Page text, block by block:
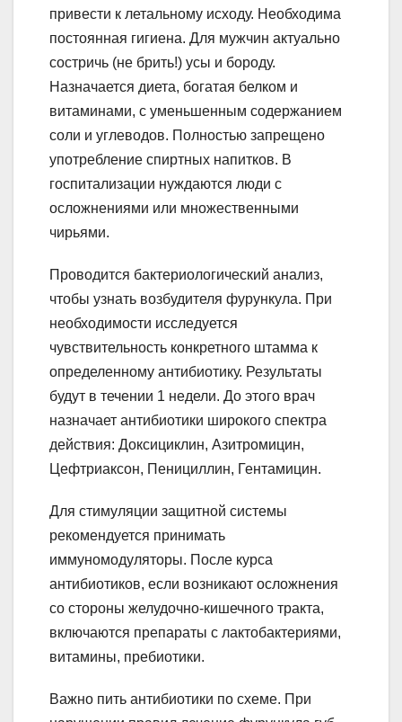
привести к летальному исходу. Необходима
постоянная гигиена. Для мужчин актуально
состричь (не брить!) усы и бороду.
Назначается диета, богатая белком и
витаминами, с уменьшенным содержанием
соли и углеводов. Полностью запрещено
употребление спиртных напитков. В
госпитализации нуждаются люди с
осложнениями или множественными
чирьями.
Проводится бактериологический анализ,
чтобы узнать возбудителя фурункула. При
необходимости исследуется
чувствительность конкретного штамма к
определенному антибиотику. Результаты
будут в течении 1 недели. До этого врач
назначает антибиотики широкого спектра
действия: Доксициклин, Азитромицин,
Цефтриаксон, Пенициллин, Гентамицин.
Для стимуляции защитной системы
рекомендуется принимать
иммуномодуляторы. После курса
антибиотиков, если возникают осложнения
со стороны желудочно-кишечного тракта,
включаются препараты с лактобактериями,
витамины, пребиотики.
Важно пить антибиотики по схеме. При